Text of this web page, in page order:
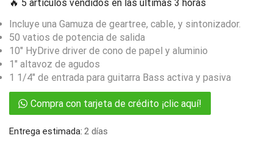
🔥 5 artículos vendidos en las últimas 3 horas
Incluye una Gamuza de geartree, cable, y sintonizador.
50 vatios de potencia de salida
10″ HyDrive driver de cono de papel y aluminio
1″ altavoz de agudos
1 1/4″ de entrada para guitarra Bass activa y pasiva
Compra con tarjeta de crédito ¡clic aquí!
Entrega estimada: 2 días